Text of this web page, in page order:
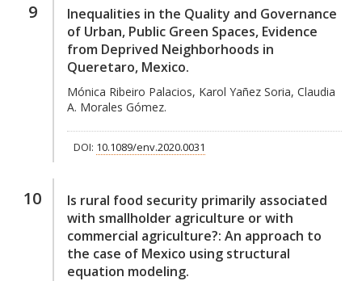
9
Inequalities in the Quality and Governance
of Urban, Public Green Spaces, Evidence
from Deprived Neighborhoods in
Queretaro, Mexico.
Mónica Ribeiro Palacios, Karol Yañez Soria, Claudia
A. Morales Gómez.
DOI: 10.1089/env.2020.0031
10
Is rural food security primarily associated
with smallholder agriculture or with
commercial agriculture?: An approach to
the case of Mexico using structural
equation modeling.